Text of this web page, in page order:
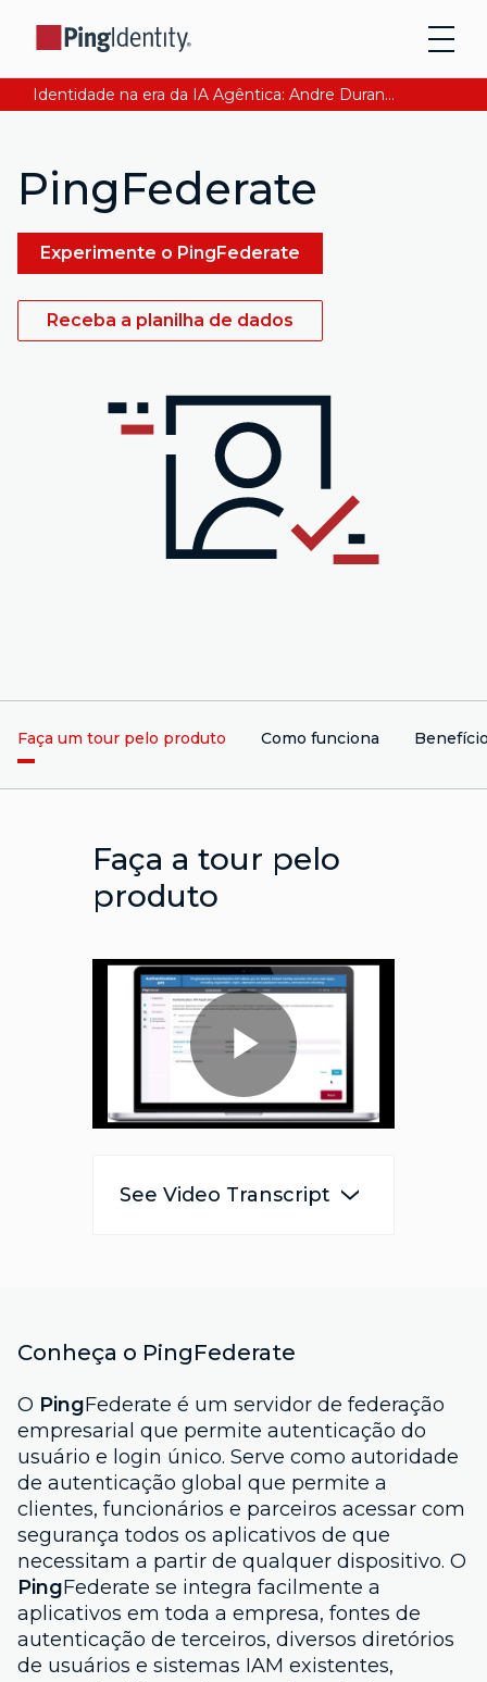
Identidade na era da IA Agêntica: Andre Durand explica como garantir a confiança digital. Leia agora
PingFederate
Experimente o PingFederate
Receba a planilha de dados
Faça um tour pelo produto Como funciona
Faça a tour pelo
produto
Play
Video
See Video Transcript
Conheça o PingFederate
O PingFederate é um servidor de federação
empresarial que permite autenticação do
usuário e login único. Serve como autoridade
de autenticação global que permite a
clientes, funcionários e parceiros acessar com
segurança todos os aplicativos de que
necessitam a partir de qualquer dispositivo. O
PingFederate se integra facilmente a
aplicativos em toda a empresa, fontes de
autenticação de terceiros, diversos diretórios
de usuários e sistemas IAM existentes,